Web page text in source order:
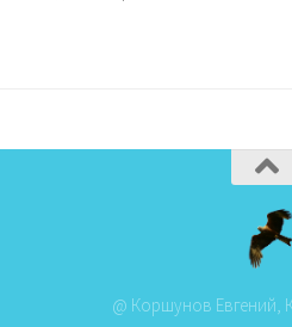
@ Коршунов Евгений,